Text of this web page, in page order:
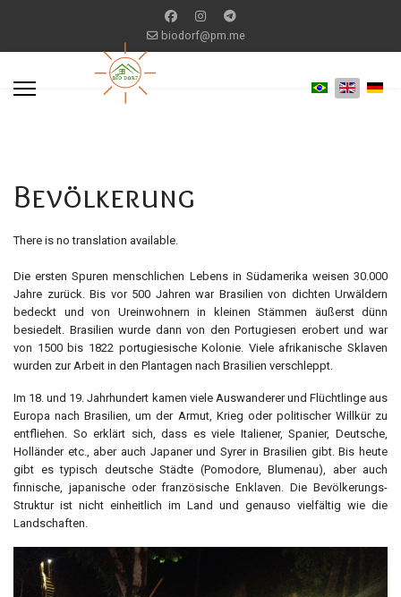
biodorf@pm.me
Bevölkerung
There is no translation available.
Die ersten Spuren menschlichen Lebens in Südamerika weisen 30.000
Jahre zurück. Bis vor 500 Jahren war Brasilien von dichten Urwäldern
bedeckt und von Ureinwohnern in kleinen Stämmen äußerst dünn
besiedelt. Brasilien wurde dann von den Portugiesen erobert und war
von 1500 bis 1822 portugiesische Kolonie. Viele afrikanische Sklaven
wurden zur Arbeit in den Plantagen nach Brasilien verschleppt.
Im 18. und 19. Jahrhundert kamen viele Auswanderer und Flüchtlinge aus
Europa nach Brasilien, um der Armut, Krieg oder politischer Willkür zu
entfliehen. So erklärt sich, dass es viele Italiener, Spanier, Deutsche,
Holländer etc., aber auch Japaner und Syrer in Brasilien gibt. Bis heute
gibt es typisch deutsche Städte (Pomodore, Blumenau), aber auch
finnische, japanische oder französische Enklaven. Die Bevölkerungs-
Struktur ist nicht einheitlich im Land und genauso vielfältig wie die
Landschaften.